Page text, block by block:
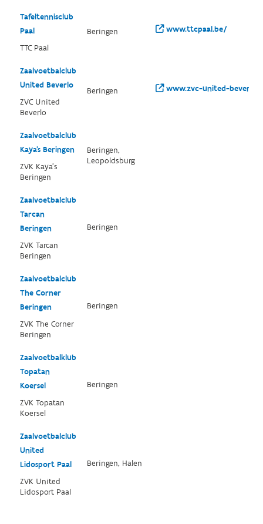
Tafeltennisclub
Paal
TTC Paal
Beringen www.ttcpaal.be/
Zaalvoetbalclub
United Beverlo
ZVC United
Beverlo
Beringen www.zvc-united-
Zaalvoetbalclub
Kaya's Beringen
ZVK Kaya's
Beringen
Beringen,
Leopoldsburg
Zaalvoetbalclub
Tarcan
Beringen
ZVK Tarcan
Beringen
Beringen
Zaalvoetbalclub
The Corner
Beringen
ZVK The Corner
Beringen
Beringen
Zaalvoetbalklub
Topatan
Koersel
ZVK Topatan
Koersel
Beringen
Zaalvoetbalclub
United
Lidosport Paal
ZVK United
Lidosport Paal
Beringen, Halen